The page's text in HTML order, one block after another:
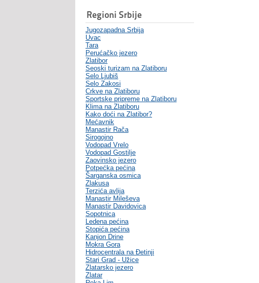
Regioni Srbije
Jugozapadna Srbija
Uvac
Tara
Perućačko jezero
Zlatibor
Seoski turizam na Zlatiboru
Selo Ljubiš
Selo Zakosi
Crkve na Zlatiboru
Sportske pripreme na Zlatiboru
Klima na Zlatiboru
Kako doći na Zlatibor?
Mećavnik
Manastir Rača
Sirogojno
Vodopad Vrelo
Vodopad Gostilje
Zaovinsko jezero
Potpećka pećina
Šarganska osmica
Zlakusa
Terzića avlija
Manastir Mileševa
Manastir Davidovica
Sopotnica
Ledena pećina
Stopića pećina
Kanjon Drine
Mokra Gora
Hidrocentrala na Đetinji
Stari Grad - Užice
Zlatarsko jezero
Zlatar